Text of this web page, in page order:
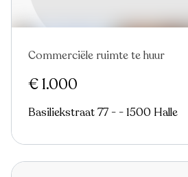
Nieuw
Commerciële ruimte te huur
€ 1.000
Basiliekstraat 77 - - 1500 Halle